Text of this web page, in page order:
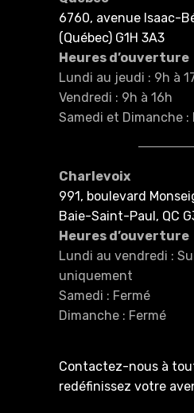
6760, avenue Isaac-
(Québec) G1H 3A3
Heures d’ouverture
Lundi au jeudi : 9h à
Vendredi : 9h à 16h
Samedi et Dimanche :
Charlevoix
991, boulevard
Baie-Saint-Paul, QC
Heures d’ouverture
Lundi au vendredi :
uniquement
Samedi : Fermé
Dimanche : Fermé
Contactez-nous à
redéfinissez votre